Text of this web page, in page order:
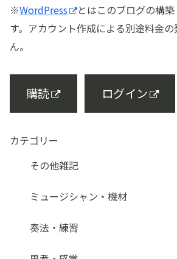
※WordPress
とはこのブログの構
す。アカウント作成による別途料金
ん。
購読 ログイン
カテゴリー
その他雑記
ミュージシャン・機材
奏法・練習